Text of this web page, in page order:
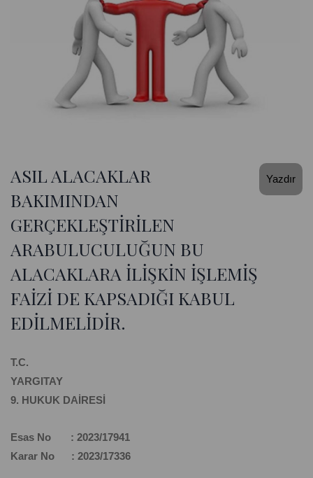
Yazdır
ASIL ALACAKLAR
BAKIMINDAN
GERÇEKLEŞTİRİLEN
ARABULUCULUĞUN BU
ALACAKLARA İLİŞKİN İŞLEMİŞ
FAİZİ DE KAPSADIĞI KABUL
EDİLMELİDİR.
T.C.
YARGITAY
9. HUKUK DAİRESİ
Esas No : 2023/17941
Karar No : 2023/17336